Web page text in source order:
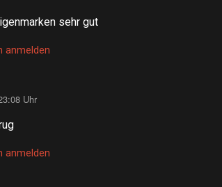
sehr gut
anmelden
Uhr
anmelden